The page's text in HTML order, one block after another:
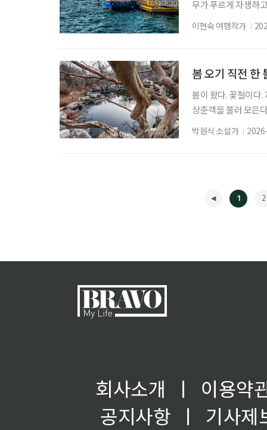
무가 푸르게 자생하
숲과 바다, 둘레길
수만과 맞닿은 충
이현숙 여행작가
봄 오기 직전 한
봄이 왔다. 꽃철이다
상춘객을 불러 모은
유, 매화나무, 동백
정원엔 아직 봄이
박원식 소설가
1 2
회사소개 ㅣ
이용약
공지사항
ㅣ
기사제